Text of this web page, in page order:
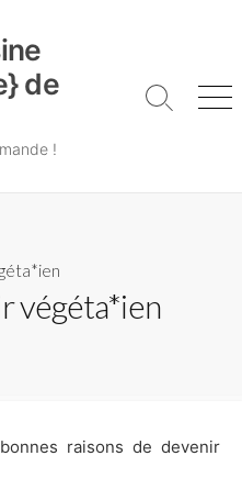
de
!
Search
végéta*ien
raisons de devenir